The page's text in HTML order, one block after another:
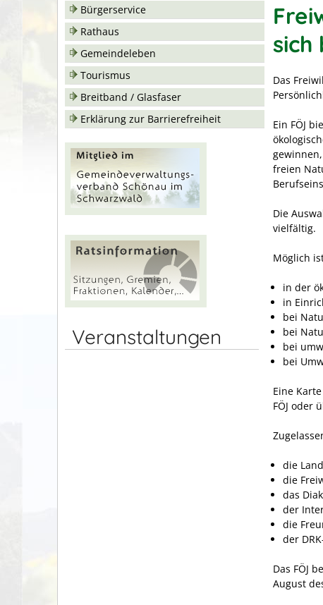
Bürgerservice
Rathaus
Gemeindeleben
Tourismus
Breitband / Glasfaser
Erklärung zur Barrierefreiheit
Veranstaltungen
sich
Das
Ein FÖJ
freien
Die
vielfältig.
Möglich
in der
in
bei
bei
bei
bei
Eine
FÖJ oder
die
die
das
der
die
der
Das FÖJ
August